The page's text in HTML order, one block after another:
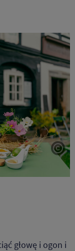
głowę i ogon i